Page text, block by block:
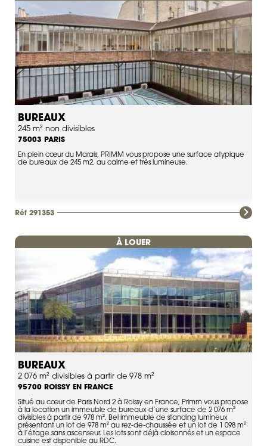
BUREAUX
245 m² non divisibles
75003 PARIS
En plein cœur du Marais, PRIMM vous propose une surface atypique
de bureaux de 245 m2, au calme et très lumineuse.
Réf 291353
À LOUER
BUREAUX
2 076 m² divisibles à partir de 978 m²
95700 ROISSY EN FRANCE
Situé au cœur de Paris Nord 2 à Roissy en France, Primm vous propose
à la location un immeuble de bureaux d’une surface de 2 076 m²
divisibles à partir de 978 m². Bel immeuble de standing lumineux
présentant un lot de 978 m² au rez-de-chaussée et un lot de 1 098 m²
à l’étage sans ascenseur. Les lots sont déjà cloisonnés et un espace
cuisine est disponible au RDC.